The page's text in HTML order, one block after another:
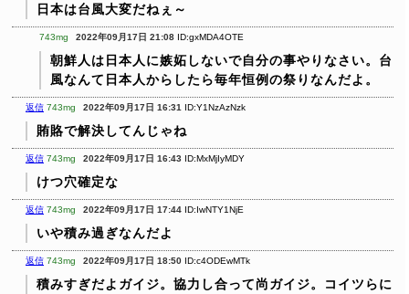
日本は台風大変だねぇ～
743mg 2022年09月17日 21:08 ID:gxMDA4OTE
朝鮮人は日本人に嫉妬しないで自分の事やりなさい。台
風なんて日本人からしたら毎年恒例の祭りなんだよ。
返信 743mg 2022年09月17日 16:31 ID:Y1NzAzNzk
賄賂で解決してんじゃね
返信 743mg 2022年09月17日 16:43 ID:MxMjIyMDY
けつ穴確定な
返信 743mg 2022年09月17日 17:44 ID:IwNTY1NjE
いや積み過ぎなんだよ
返信 743mg 2022年09月17日 18:50 ID:c4ODEwMTk
積みすぎだよガイジ。協力し合って尚ガイジ。コイツらに